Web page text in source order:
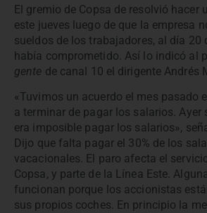
El gremio de Copsa de resolvió hacer
este jueves luego de que la empresa
sueldos de los trabajadores, al día 20
había comprometido. Así lo indicó al
gente de canal 10 el dirigente Andrés
«Tuvimos un acuerdo el mes pasado
a terminar de pagar los salarios. Ayer
era imposible pagar los salarios»,
Dijo que falta pagar el 30% de los
vacacionales. El paro afecta el
Copsa, y parte de la Línea Este.
funcionan porque los accionistas
sus propios coches. En principio la